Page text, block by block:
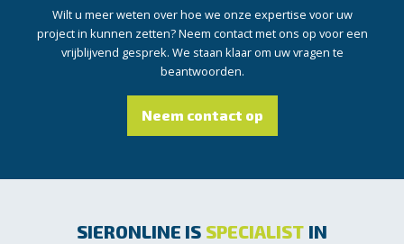
Wilt u meer weten over hoe we onze expertise voor uw
project in kunnen zetten? Neem contact met ons op voor een
vrijblijvend gesprek. We staan klaar om uw vragen te
beantwoorden.
Neem contact op
SIERONLINE IS SPECIALIST IN